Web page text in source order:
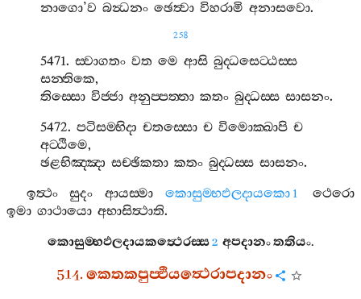
නාගො’ව බන්‍ධනං ඡෙත්‍වා විහරාමි අනාසවො.
258
5471.ස‍්වාගතං වත මෙ ආසි බුද‍්ධසෙට‍්ඨස‍්ස
සන‍්තිකෙ,
තිස‍්සො විජ‍්ජා අනුප‍්පත‍්තා කතං බුද‍්ධස‍්ස සාසනං.
5472.පටිසම‍්භිදා චතස‍්සො ච විමොක‍්ඛාපි ච
අට‍්ඨිමෙ,
ඡළභිඤ‍්ඤා සච‍්ඡිකතා කතං බුද‍්ධස‍්ස සාසනං.
ඉත්‍ථං
සුදං ආයස‍්මා කොසුම‍්භඵලදායකො 1
ථෙරො
ඉමා ගාථායො අභාසිත්‍ථාති.
කොසුම‍්භඵලදායකත්‍ථෙරස‍්ස2 අපදානංතතියං.
514.කෙතකපුප‍්ඵියත්‍ථෙරාපදානං